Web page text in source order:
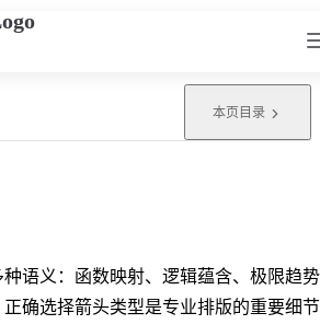
本页目录
语义：函数映射、逻辑蕴含、极限趋
确选择箭头类型是专业排版的重要细